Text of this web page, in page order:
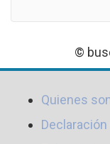
©
Quienes